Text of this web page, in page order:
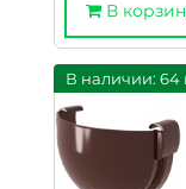
В
В наличии: 64